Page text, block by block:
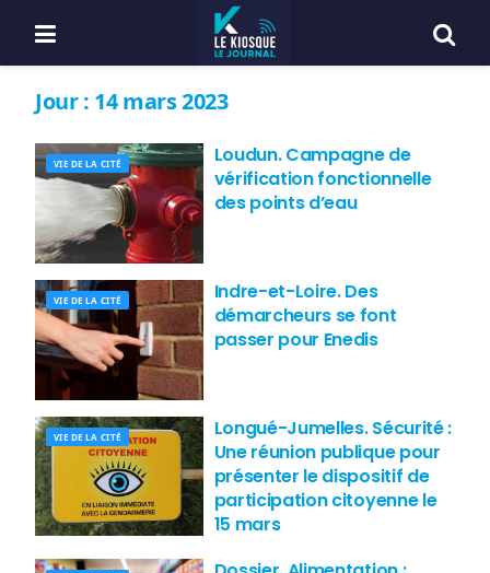
Jour : 14 mars 2023
VIE DE LA CITÉ
Loudun. Campagne de
vérification fonctionnelle
des points d’eau
VIE DE LA CITÉ
Indre-et-Loire. Des
démarcheurs se font
passer pour Enedis
VIE DE LA CITÉ
Longué-Jumelles. Sécurité :
Une réunion publique pour
présenter le dispositif de
participation citoyenne le
15 mars